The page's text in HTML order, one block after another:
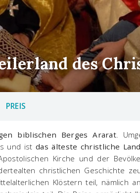
des
PREIS
biblischen Berges Ararat.
und istdas älteste christliche
Kirche und der
christlichen Geschichte
Klöstern teil, nämlich